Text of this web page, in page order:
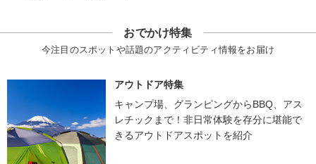
おでかけ特集
今注目のスポットや話題のアクティビティ情報をお届け
アウトドア特集
キャンプ場、グランピングからBBQ、アス
レチックまで！非日常体験を存分に堪能で
きるアウトドアスポットを紹介